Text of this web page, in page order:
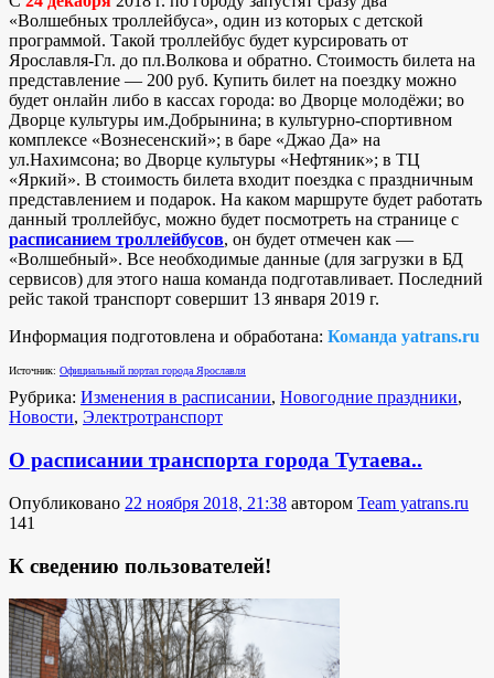
«Волшебных троллейбуса», один из которых с детской
программой. Такой троллейбус будет курсировать от
Ярославля-Гл. до пл.Волкова и обратно. Стоимость билета на
представление — 200 руб. Купить билет на поездку можно
будет онлайн либо в кассах города: во Дворце молодёжи; во
Дворце культуры им.Добрынина; в культурно-спортивном
комплексе «Вознесенский»; в баре «Джао Да» на
ул.Нахимсона; во Дворце культуры «Нефтяник»; в ТЦ
«Яркий». В стоимость билета входит поездка с праздничным
представлением и подарок. На каком маршруте будет работать
данный троллейбус, можно будет посмотреть на странице с
расписанием троллейбусов, он будет отмечен как —
«Волшебный». Все необходимые данные (для загрузки в БД
сервисов) для этого наша команда подготавливает. Последний
рейс такой транспорт совершит 13 января 2019 г.
Информация подготовлена и обработана: Команда yatrans.ru
Источник: Официальный портал города Ярославля
Рубрика: Изменения в расписании, Новогодние праздники,
Новости, Электротранспорт
О расписании транспорта города Тутаева..
Опубликовано 22 ноября 2018, 21:38 автором Team yatrans.ru
141
К сведению пользователей!